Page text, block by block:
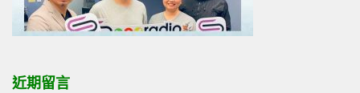
近期留言